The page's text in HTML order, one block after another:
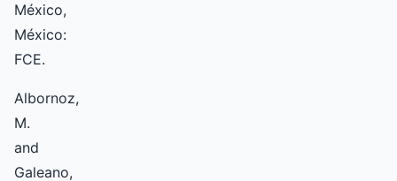
México,
México:
FCE.
Albornoz,
M.
and
Galeano,